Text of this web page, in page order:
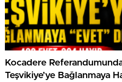
Kocadere Referandumunda
Teşvikiye’ye Bağlanmaya